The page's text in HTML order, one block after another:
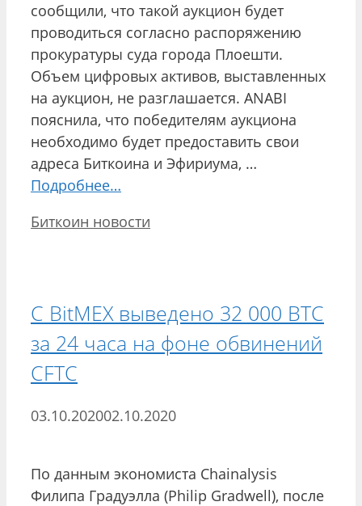
сообщили, что такой аукцион будет
проводиться согласно распоряжению
прокуратуры суда города Плоешти.
Объем цифровых активов, выставленных
на аукцион, не разглашается. ANABI
пояснила, что победителям аукциона
необходимо будет предоставить свои
адреса Биткоина и Эфириума, …
Подробнее…
Рубрики
Биткоин новости
С BitMEX выведено 32 000 BTC
за 24 часа на фоне обвинений
CFTC
03.10.202002.10.2020
По данным экономиста Chainalysis
Филипа Градуэлла (Philip Gradwell), после